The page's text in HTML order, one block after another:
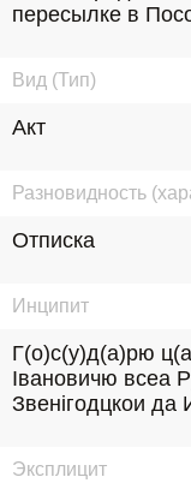
пересылке в
Вид (Тип)
Акт
Разновидность
Отписка
Инципит
Г(о)с(у)д(а)рю
Iвановичю всеа
Звенігодцкои
Эксплицит